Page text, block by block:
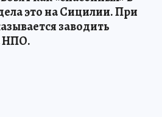
это на Сицилии. При
заводить
НПО.